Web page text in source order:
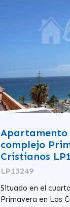
Apartamento
complejo
Cristianos
LP13249
Situado en el
Primavera en Los